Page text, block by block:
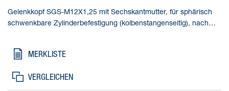
Gelenkkopf SGS-M12X1,25 mit Sechskantmutter, für sphärisch
schwenkbare Zylinderbefestigung (kolbenstangenseitig), nach
Korrosionsbeanspruchung, Umgebungstemperatur=-40 - 150 °C,
MERKLISTE
VERGLEICHEN